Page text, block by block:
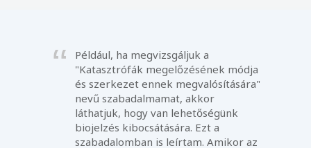
Például, ha megvizsgáljuk a
"Katasztrófák megelőzésének módja
és szerkezet ennek megvalósítására"
nevű szabadalmamat, akkor
láthatjuk, hogy van lehetőségünk
biojelzés kibocsátására. Ezt a
szabadalomban is leírtam. Amikor az